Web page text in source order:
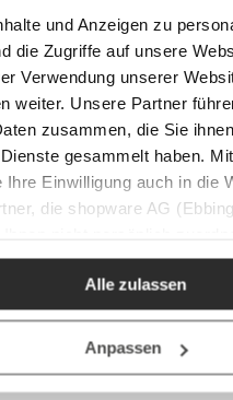
und Anzeigen zu
die Zugriffe auf unsere
Verwendung unserer
weiter. Unsere Partner
zusammen, die Sie
gesammelt haben.
Einwilligung auch in die
die shopware AG
Alle zulassen
Anpassen